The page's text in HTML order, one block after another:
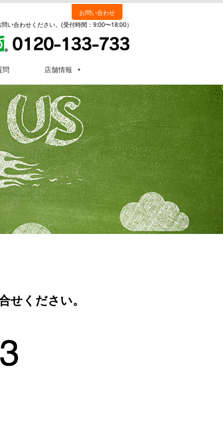
お問い合わせ
い合わせください。(受付時間：9:00〜18:00）
問 店舗情報
せください。